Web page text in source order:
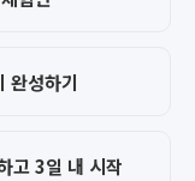
완성하기
고 3일 내 시작